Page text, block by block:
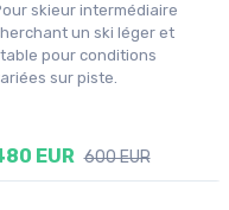
skieur intermédiaire
un ski léger et
pour conditions
sur piste.
EUR 600 EUR